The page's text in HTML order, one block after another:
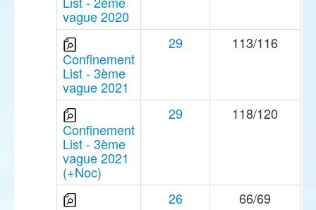
vague 2020
Confinement
List - 3ème
vague 2021
29 113/116
Confinement
List - 3ème
vague 2021
(+Noc)
29 118/120
26 66/69